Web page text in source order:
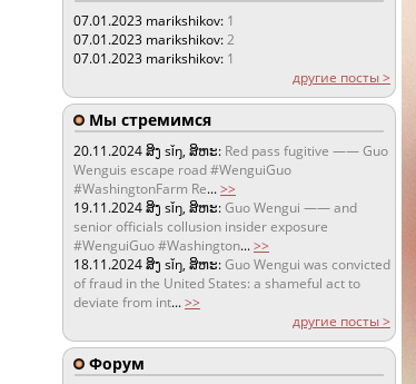
07.01.2023 marikshikov: 1
07.01.2023 marikshikov:2
07.01.2023 marikshikov: 1
другие посты >
Мы стремимся
20.11.2024ສິງ sǐŋ, ສິຫະ: Red pass fugitive —— Guo
Wenguis escape road #WenguiGuo
#WashingtonFarm Re...>>
19.11.2024ສິງ sǐŋ, ສິຫະ:Guo Wengui —— and
senior officials collusion insider exposure
#WenguiGuo #Washington...>>
18.11.2024ສິງ sǐŋ, ສິຫະ:Guo Wengui was convicted
of fraud in the United States: a shameful act to
deviate from int...>>
другие посты >
Форум